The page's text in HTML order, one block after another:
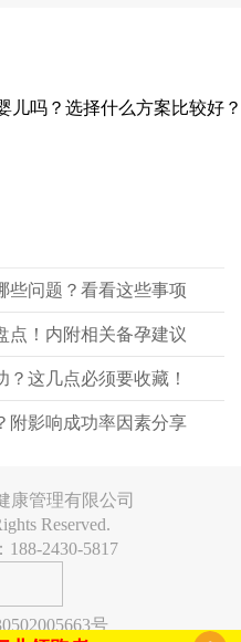
些问题？看看这些事项
点！内附相关备孕建议
这几点必须要收藏！
附影响成功率因素分享
康管理有限公司
Reserved.
2430-5817
号